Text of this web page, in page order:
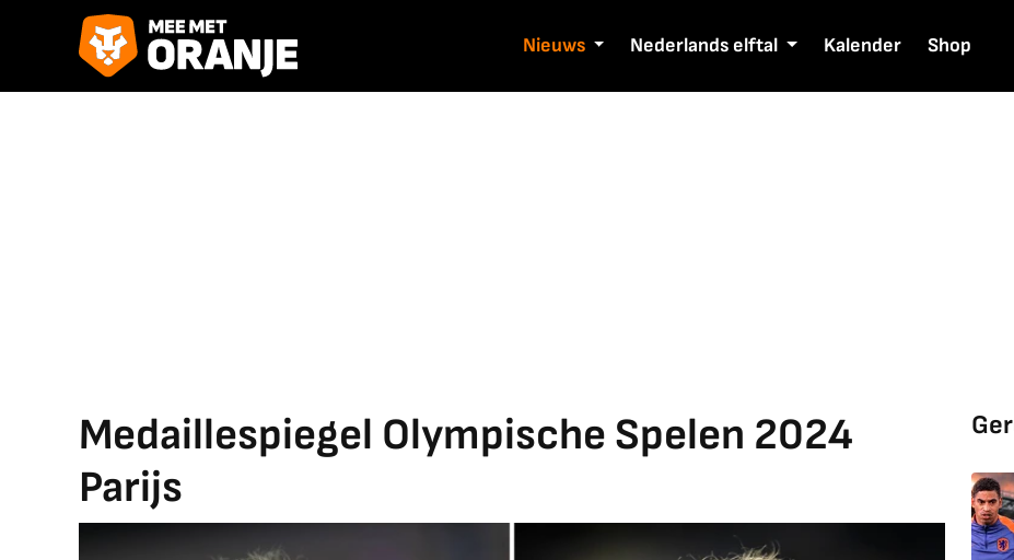
Nieuws Nederlands elftal Kalender Shop
Medaillespiegel Olympische Spelen 2024
Parijs